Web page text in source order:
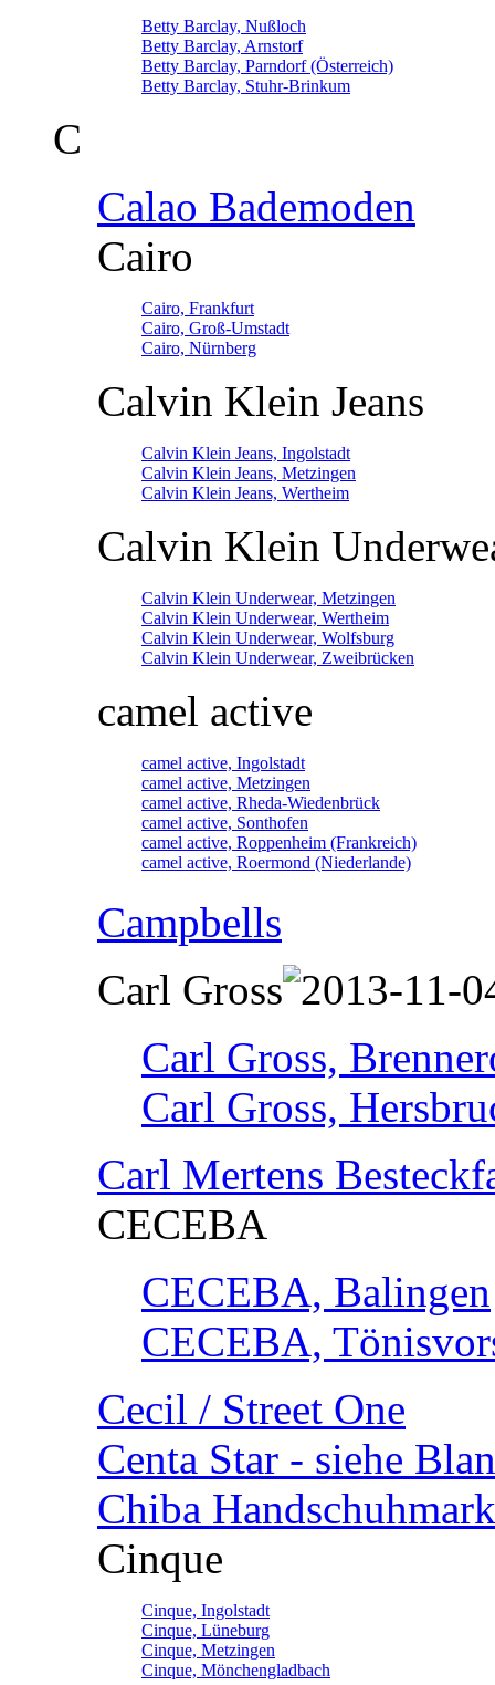
Betty Barclay, Nußloch
Betty Barclay, Arnstorf
Betty Barclay, Parndorf (Österreich)
Betty Barclay, Stuhr-Brinkum
C
Calao Bademoden
Cairo
Cairo, Frankfurt
Cairo, Groß-Umstadt
Cairo, Nürnberg
Calvin Klein Jeans
Calvin Klein Jeans, Ingolstadt
Calvin Klein Jeans, Metzingen
Calvin Klein Jeans, Wertheim
Calvin Klein
Calvin Klein Underwear, Metzingen
Calvin Klein Underwear, Wertheim
Calvin Klein Underwear, Wolfsburg
Calvin Klein Underwear, Zweibrücken
camel active
camel active, Ingolstadt
camel active, Metzingen
camel active, Rheda-Wiedenbrück
camel active, Sonthofen
camel active, Roppenheim (Frankreich)
camel active, Roermond (Niederlande)
Campbells
Carl Gross
Carl Gross,
Carl Gross,
Carl Mertens
CECEBA
CECEBA, Balingen
CECEBA,
Cecil / Street One
Centa Star - siehe
Chiba
Cinque
Cinque, Ingolstadt
Cinque, Lüneburg
Cinque, Metzingen
Cinque, Mönchengladbach